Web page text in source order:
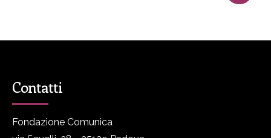
Contatti
Fondazione Comunica